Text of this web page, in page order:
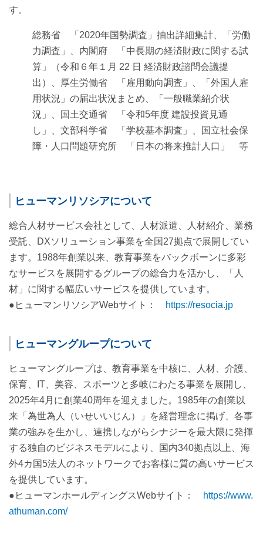
す。
総務省 「2020年国勢調査」抽出詳細集計、「労働
力調査」、内閣府 「中長期の経済財政に関する試
算」（令和６年１月 22 日 経済財政諮問会議提
出）、厚生労働省 「雇用動向調査」、「外国人雇
用状況」の届出状況まとめ、「一般職業紹介状
況」、国土交通省 「令和5年度 建設投資見通
し」、文部科学省 「学校基本調査」、国立社会保
障・人口問題研究所 「日本の将来推計人口」 等
ヒューマンリソシアについて
総合人材サービス会社として、人材派遣、人材紹介、業務
受託、DXソリューション事業を全国27拠点で展開してい
ます。1988年創業以来、教育事業をバックボーンに多彩
なサービスを展開するグループの総合力を活かし、「人
材」に関する幅広いサービスを提供しています。
●ヒューマンリソシアWebサイト：
https://resocia.jp
ヒューマングループについて
ヒューマングループは、教育事業を中核に、人材、介護、
保育、IT、美容、スポーツと多岐にわたる事業を展開し、
2025年4月に創業40周年を迎えました。1985年の創業以
来「為世為人（いせいいじん）」を経営理念に掲げ、各事
業の強みを生かし、連携しながらシナジーを最大限に発揮
する独自のビジネスモデルにより、国内340拠点以上、海
外4カ国5法人のネットワークでお客様に質の高いサービス
を提供しています。
●ヒューマンホールディングスWebサイト：
https://www.
athuman.com/